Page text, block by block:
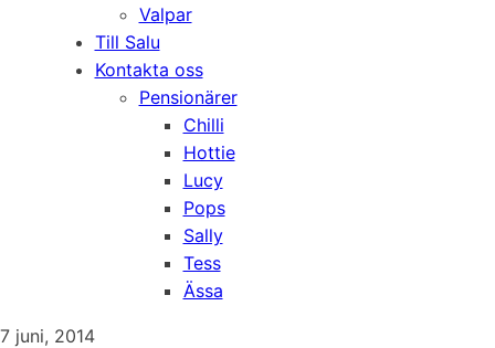
Valpar
Till Salu
Kontakta oss
Pensionärer
Chilli
Hottie
Lucy
Pops
Sally
Tess
Ässa
7 juni, 2014